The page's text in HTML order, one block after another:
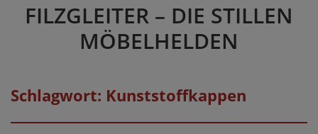
FILZGLEITER – DIE STILLEN
MÖBELHELDEN
Schlagwort: Kunststoffkappen